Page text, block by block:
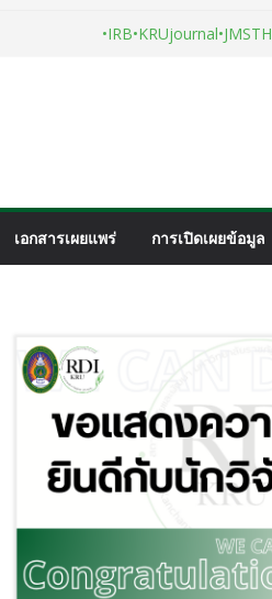
•IRB•KRUjournal•JMSTH
เอกสารเผยแพร่ การเปิดเผยข้อมูล